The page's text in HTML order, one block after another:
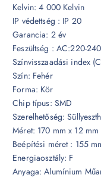
Kelvin: 4 000 Kelvin
IP védettség : IP 20
Garancia: 2 év
Feszültség : AC:220-
Színvisszaadási index
Szín: Fehér
Forma: Kör
Chip típus: SMD
Szerelhetőség:
Méret: 170 mm x 12 mm
Beépítési méret : 155
Energiaosztály: F
Anyaga: Alumínium